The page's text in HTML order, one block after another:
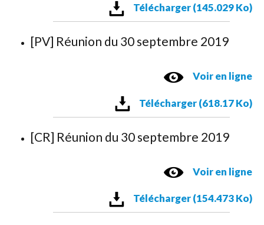
Télécharger (145.029 Ko)
[PV] Réunion du 30 septembre 2019
Voir en ligne
Télécharger (618.17 Ko)
[CR] Réunion du 30 septembre 2019
Voir en ligne
Télécharger (154.473 Ko)